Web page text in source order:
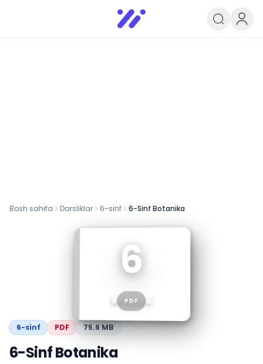
Infoedu
Ta&#039;lim xabarlari va
Bosh sahifa Darsliklar 6-sinf 6-Sinf Botanika
6
Botanika
PDF
6-sinf PDF 75.6 MB
6-Sinf Botanika